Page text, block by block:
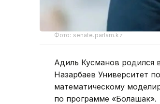
Фото: senate.parlam.kz
Адиль Кусманов родился
Назарбаев Университет
математическому
по программе «Болашак».